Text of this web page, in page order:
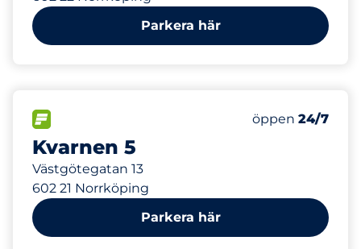
Parkera här
Kvarnen 5
Västgötegatan 13
602 21 Norrköping
Antal
Totalt antal
Måndag
öppen 24/7
345 m
Parkera här